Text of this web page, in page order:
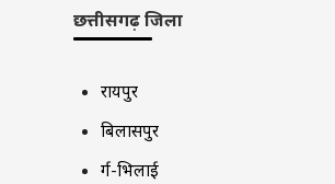
छत्तीसगढ़ जिला
रायपुर
बिलासपुर
दुर्ग-भिलाई